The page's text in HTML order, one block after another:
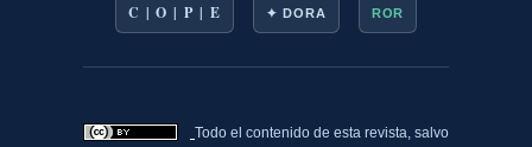
C | O | P | E ✦ DORA ROR
Todo el contenido de esta revista, salvo